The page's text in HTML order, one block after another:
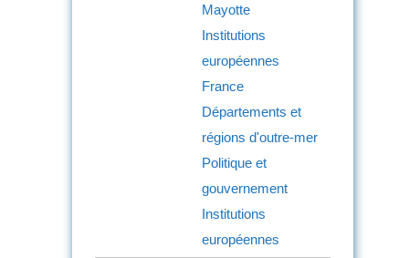
Mayotte
Institutions
européennes
France
Départements et
régions d'outre-mer
Politique et
gouvernement
Institutions
européennes